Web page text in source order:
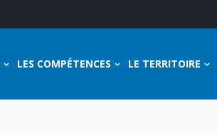
LES COMPÉTENCES LE TERRITOIRE